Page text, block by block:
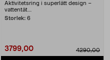
Aktivitetsring i superlätt design –
vattentät....
Storlek: 6
3799,00 4290,00